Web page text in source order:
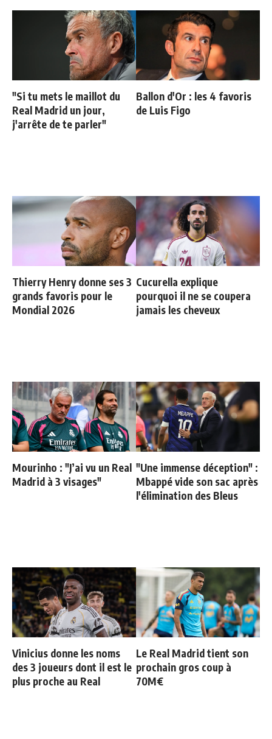
"Si tu mets le maillot du
Real Madrid un jour,
j'arrête de te parler"
Ballon d'Or : les 4 favoris
de Luis Figo
Thierry Henry donne ses 3
grands favoris pour le
Mondial 2026
Cucurella explique
pourquoi il ne se coupera
jamais les cheveux
Mourinho : "J’ai vu un Real
Madrid à 3 visages"
"Une immense déception" :
Mbappé vide son sac après
l'élimination des Bleus
Vinicius donne les noms
des 3 joueurs dont il est le
plus proche au Real
Le Real Madrid tient son
prochain gros coup à
70M€